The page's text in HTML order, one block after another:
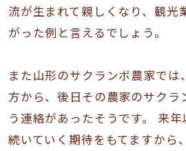
流が生まれて親しくなり、観光
がった例と言えるでしょう。
また山形のサクランボ農家では
方から、後日その農家のサクラ
う連絡があったそうです。 来
続いていく期待をもてますから